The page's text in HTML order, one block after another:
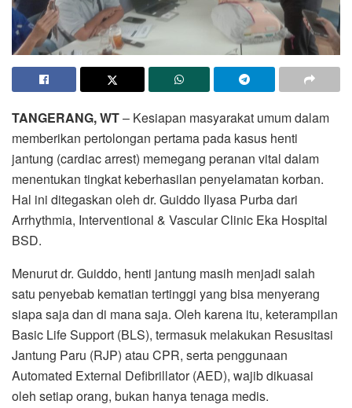
TANGERANG, WT– Kesiapan masyarakat umum dalam
memberikan pertolongan pertama pada kasus henti
jantung (cardiac arrest) memegang peranan vital dalam
menentukan tingkat keberhasilan penyelamatan korban.
Hal ini ditegaskan oleh dr. Guiddo Ilyasa Purba dari
Arrhythmia, Interventional & Vascular Clinic Eka Hospital
BSD.
Menurut dr. Guiddo, henti jantung masih menjadi salah
satu penyebab kematian tertinggi yang bisa menyerang
siapa saja dan di mana saja. Oleh karena itu, keterampilan
Basic Life Support (BLS), termasuk melakukan Resusitasi
Jantung Paru (RJP) atau CPR, serta penggunaan
Automated External Defibrillator (AED), wajib dikuasai
oleh setiap orang, bukan hanya tenaga medis.